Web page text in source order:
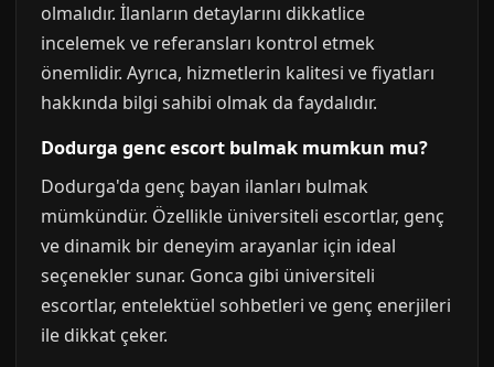
olmalıdır. İlanların detaylarını dikkatlice
incelemek ve referansları kontrol etmek
önemlidir. Ayrıca, hizmetlerin kalitesi ve fiyatları
hakkında bilgi sahibi olmak da faydalıdır.
Dodurga genc escort bulmak mumkun mu?
Dodurga'da genç bayan ilanları bulmak
mümkündür. Özellikle üniversiteli escortlar, genç
ve dinamik bir deneyim arayanlar için ideal
seçenekler sunar. Gonca gibi üniversiteli
escortlar, entelektüel sohbetleri ve genç enerjileri
ile dikkat çeker.